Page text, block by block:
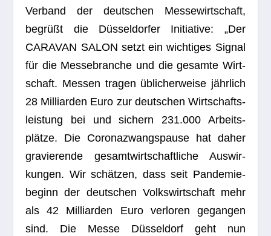
Ver­band der deut­schen Mes­se­wirt­schaft,
begrüßt die Düs­sel­dor­fer Initia­tive: „Der
CARAVAN SALON setzt ein wich­ti­ges Signal
für die Mes­se­bran­che und die gesamte Wirt­
schaft. Mes­sen tra­gen übli­cher­weise jähr­lich
28 Mil­li­ar­den Euro zur deut­schen Wirt­schafts­
leis­tung bei und sichern 231.000 Arbeits­
plätze. Die Coro­na­zwangs­pause hat daher
gra­vie­rende gesamt­wirt­schaft­li­che Aus­wir­
kun­gen. Wir schät­zen, dass seit Pan­de­mie­
be­ginn der deut­schen Volks­wirt­schaft mehr
als 42 Mil­li­ar­den Euro ver­lo­ren gegan­gen
sind. Die Messe Düs­sel­dorf geht nun